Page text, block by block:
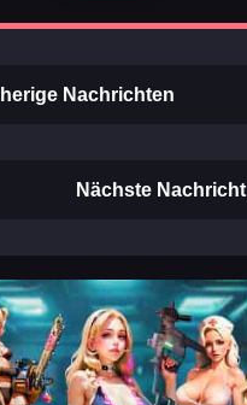
Nachrichten
Nächste Nachricht